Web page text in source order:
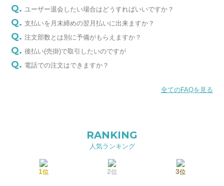
ユーザー退会したい場合はどうすればいいですか？
支払いを月末締めの翌月払いに出来ますか？
注文部数とは別に予備がもらえますか？
後払い(売掛)で取引したいのですが
電話での注文はできますか？
全てのFAQを見る
RANKING
人気ランキング
1位 2位 3位